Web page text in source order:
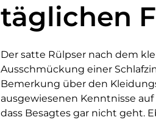
täglichen
Der satte Rülpser nach dem
Ausschmückung einer
Bemerkung über den
ausgewiesenen Kenntnisse
dass Besagtes gar nicht geht.